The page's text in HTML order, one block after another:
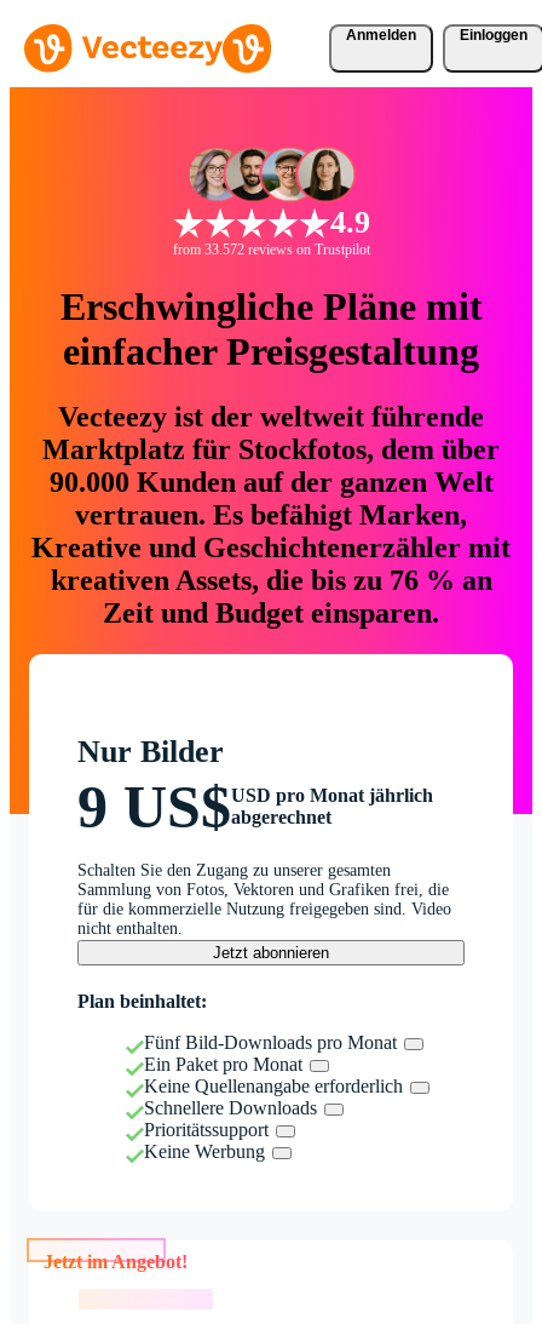
Anmelden Einloggen
4.9
from 33.572 reviews on Trustpilot
Erschwingliche Pläne mit
einfacher Preisgestaltung
Vecteezy ist der weltweit führende
Marktplatz für Stockfotos, dem über
90.000 Kunden auf der ganzen Welt
vertrauen. Es befähigt Marken,
Kreative und Geschichtenerzähler mit
kreativen Assets, die bis zu 76 % an
Zeit und Budget einsparen.
Nur Bilder
9 US$USD pro Monat jährlich
abgerechnet
Schalten Sie den Zugang zu unserer gesamten
Sammlung von Fotos, Vektoren und Grafiken frei, die
für die kommerzielle Nutzung freigegeben sind. Video
nicht enthalten.
Jetzt abonnieren
Plan beinhaltet:
Fünf Bild-Downloads pro Monat
Ein Paket pro Monat
Keine Quellenangabe erforderlich
Schnellere Downloads
Prioritätssupport
Keine Werbung
Jetzt im Angebot!